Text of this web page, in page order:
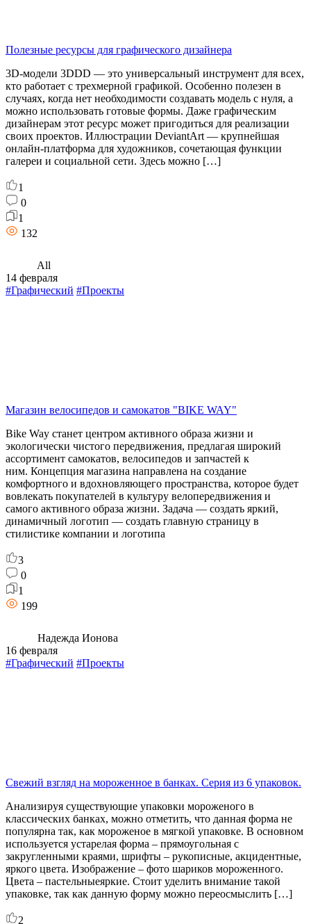
Полезные ресурсы для графического дизайнера
3D-модели 3DDD — это универсальный инструмент для всех,
кто работает с трехмерной графикой. Особенно полезен в
случаях, когда нет необходимости создавать модель с нуля, а
можно использовать готовые формы. Даже графическим
дизайнерам этот ресурс может пригодиться для реализации
своих проектов. Иллюстрации DeviantArt — крупнейшая
онлайн-платформа для художников, сочетающая функции
галереи и социальной сети. Здесь можно […]
1
0
1
132
All
14 февраля
#Графический #Проекты
Магазин велосипедов и самокатов "BIKE WAY"
Bike Way станет центром активного образа жизни и
экологически чистого передвижения, предлагая широкий
ассортимент самокатов, велосипедов и запчастей к
ним. Концепция магазина направлена на создание
комфортного и вдохновляющего пространства, которое будет
вовлекать покупателей в культуру велопередвижения и
самого активного образа жизни. Задача — создать яркий,
динамичный логотип — создать главную страницу в
стилистике компании и логотипа
3
0
1
199
Надежда Ионова
16 февраля
#Графический #Проекты
Свежий взгляд на мороженное в банках. Серия из 6 упаковок.
Анализируя существующие упаковки мороженого в
классических банках, можно отметить, что данная форма не
популярна так, как мороженое в мягкой упаковке. В основном
используется устарелая форма – прямоугольная с
закругленными краями, шрифты – рукописные, акцидентные,
яркого цвета. Изображение – фото шариков мороженного.
Цвета – пастельныеяркие. Стоит уделить внимание такой
упаковке, так как данную форму можно переосмыслить […]
2